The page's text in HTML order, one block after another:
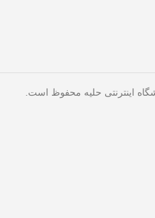
اینترنتی حلیه محفوظ است.